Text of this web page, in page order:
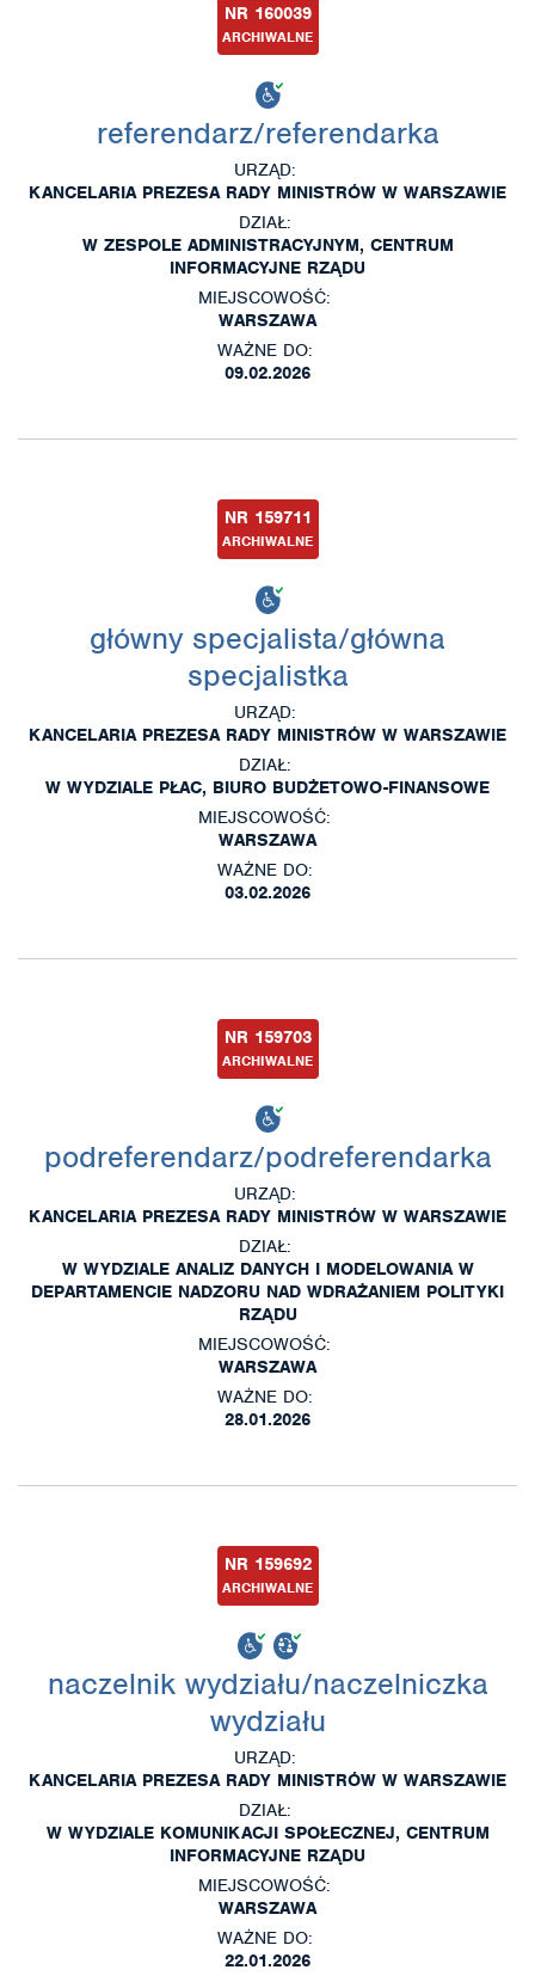
NR 160039
ARCHIWALNE
referendarz/referendarka
URZĄD:
KANCELARIA PREZESA RADY MINISTRÓW W WARSZAWIE
DZIAŁ:
W ZESPOLE ADMINISTRACYJNYM, CENTRUM
INFORMACYJNE RZĄDU
MIEJSCOWOŚĆ:
WARSZAWA
WAŻNE DO:
09.02.2026
NR 159711
ARCHIWALNE
główny specjalista/główna
specjalistka
URZĄD:
KANCELARIA PREZESA RADY MINISTRÓW W WARSZAWIE
DZIAŁ:
W WYDZIALE PŁAC, BIURO BUDŻETOWO-FINANSOWE
MIEJSCOWOŚĆ:
WARSZAWA
WAŻNE DO:
03.02.2026
NR 159703
ARCHIWALNE
podreferendarz/podreferendarka
URZĄD:
KANCELARIA PREZESA RADY MINISTRÓW W WARSZAWIE
DZIAŁ:
W WYDZIALE ANALIZ DANYCH I MODELOWANIA W
DEPARTAMENCIE NADZORU NAD WDRAŻANIEM POLITYKI
RZĄDU
MIEJSCOWOŚĆ:
WARSZAWA
WAŻNE DO:
28.01.2026
NR 159692
ARCHIWALNE
naczelnik wydziału/naczelniczka
wydziału
URZĄD:
KANCELARIA PREZESA RADY MINISTRÓW W WARSZAWIE
DZIAŁ:
W WYDZIALE KOMUNIKACJI SPOŁECZNEJ, CENTRUM
INFORMACYJNE RZĄDU
MIEJSCOWOŚĆ:
WARSZAWA
WAŻNE DO:
22.01.2026